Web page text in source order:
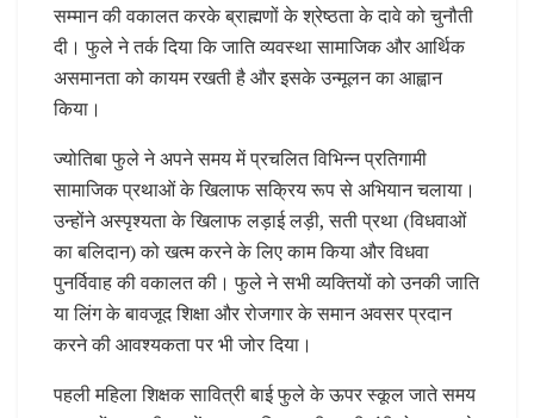
सम्मान की वकालत करके ब्राह्मणों के श्रेष्ठता के दावे को चुनौती
दी। फुले ने तर्क दिया कि जाति व्यवस्था सामाजिक और आर्थिक
असमानता को कायम रखती है और इसके उन्मूलन का आह्वान
किया।
ज्योतिबा फुले ने अपने समय में प्रचलित विभिन्न प्रतिगामी
सामाजिक प्रथाओं के खिलाफ सक्रिय रूप से अभियान चलाया।
उन्होंने अस्पृश्यता के खिलाफ लड़ाई लड़ी, सती प्रथा (विधवाओं
का बलिदान) को खत्म करने के लिए काम किया और विधवा
पुनर्विवाह की वकालत की। फुले ने सभी व्यक्तियों को उनकी जाति
या लिंग के बावजूद शिक्षा और रोजगार के समान अवसर प्रदान
करने की आवश्यकता पर भी जोर दिया।
पहली महिला शिक्षक सावित्री बाई फुले के ऊपर स्कूल जाते समय